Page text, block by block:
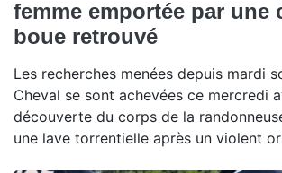
femme emportée par une
boue retrouvé
Les recherches menées depuis mardi
Cheval se sont achevées ce mercredi
découverte du corps de la
une lave torrentielle après un violent